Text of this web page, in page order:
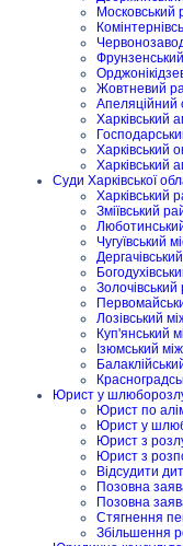
Московський
Жовтневий
Апеляційний
Харківський
Харківський
Харківський
Суди Харківської
Харківський
Зміївський
Люботинський
Чугуївський
Золочівський
Лозівський
Куп'янський
Ізюмський
Юрист у
Юрист по
Юрист у
Юрист з
Юрист з
Відсудити
Позовна
Позовна
Стягнення
Збільшення